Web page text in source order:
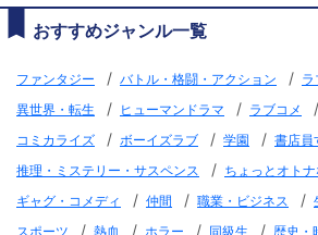
おすすめジャンル一覧
ファンタジー / バトル・格闘・アクション /
異世界・転生 / ヒューマンドラマ / ラブコメ /
コミカライズ / ボーイズラブ / 学園 / 書店員
推理・ミステリー・サスペンス / ちょっとオト
ギャグ・コメディ / 仲間 / 職業・ビジネス /
スポーツ / 熱血 / ホラー / 同級生 / 歴史・